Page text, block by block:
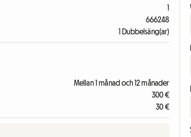
1
666248
1 Dubbelsäng(ar)
Mellan 1 månad och 12 månader
300 €
30 €